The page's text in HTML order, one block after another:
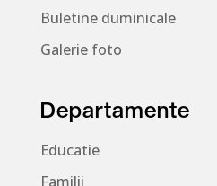
Buletine duminicale
Galerie foto
Departamente
Educatie
Familii